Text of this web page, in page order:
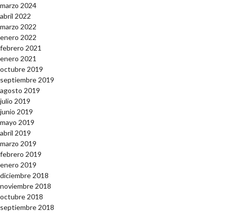
marzo 2024
abril 2022
marzo 2022
enero 2022
febrero 2021
enero 2021
octubre 2019
septiembre 2019
agosto 2019
julio 2019
junio 2019
mayo 2019
abril 2019
marzo 2019
febrero 2019
enero 2019
diciembre 2018
noviembre 2018
octubre 2018
septiembre 2018